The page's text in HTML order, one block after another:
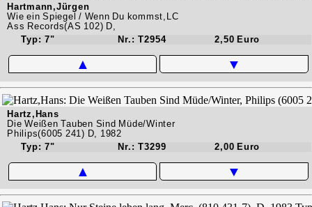
Hartmann,Jürgen
Wie ein Spiegel / Wenn Du kommst,LC
Ass Records(AS 102) D,
Typ: 7"
Nr.: T2954 2,50 Euro
▲ ▼
Hartz,Hans
Die Weißen Tauben Sind Müde/Winter
Philips(6005 241) D, 1982
Typ: 7"
Nr.: T3299 2,00 Euro
▲ ▼